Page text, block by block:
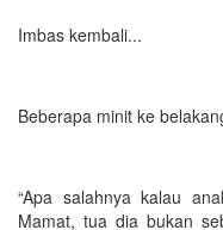
Imbas kembali...
Beberapa minit ke
“Apa salahnya kalau
Mamat, tua dia bukan